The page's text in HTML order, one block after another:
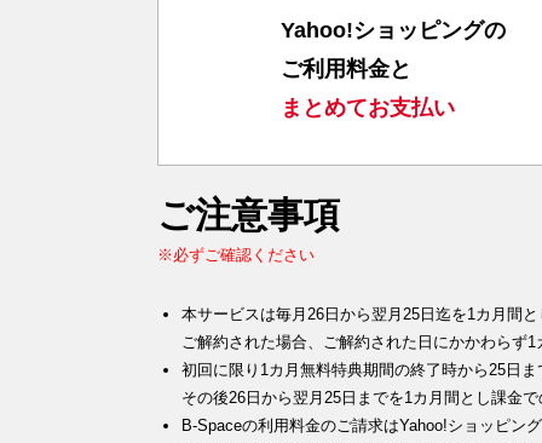
Yahoo!ショッピングの
ご利用料金と
まとめてお支払い
ご注意事項
※必ずご確認ください
本サービスは毎月26日から翌月25日迄を1カ月間
ご解約された場合、ご解約された日にかかわらず
初回に限り1カ月無料特典期間の終了時から25日
その後26日から翌月25日までを1カ月間とし課金
B-Spaceの利用料金のご請求はYahoo!ショッピン